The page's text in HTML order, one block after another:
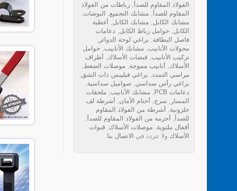
الفولاذ المقاوم للصدأ, رباطات من الفولاذ
المقاوم للصدأ, مشابك التجميع, البوشات,
مشابك الكابل, مشابك الكابل, أغطية
الكابل, حوامل رباط الكابل, دعامات
فاصل البطاقة, براغي لوحة الدوائر ,
محولات الأنابيب, مشابك الأنابيب, حوامل
تركيب الأنابيب, قبضات الأسلاك, أطراف
الأسلاك, أنابيب مموجة, موصلات الضغط,
مراسي التمدد, براغي فيليبس ذات الشق,
براغي رأس سداسي, صواميل سداسية,
دعامات PCB
, مشابك الأنابيب, ملحقات
المسار , سرج, أختام الأمان, أشرطة لف
حلزونية, أشرطة من الفولاذ المقاوم
للصدأ, أحزمة من الفولاذ المقاوم للصدأ,
أقفال ملتوية, موصلات الأسلاك, قنوات
الأسلاك ولا تتردد في الاتصال بنا.